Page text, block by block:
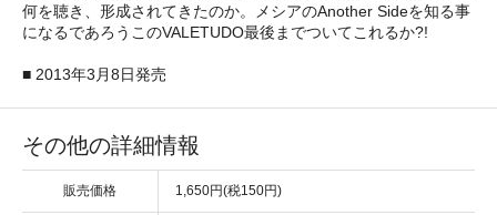
何を聴き、形成されてきたのか。メシアのAnother Sideを知る事
になるであろうこのVALETUDO最後までついてこれるか?!
■ 2013年3月8日発売
その他の詳細情報
販売価格 1,650円(税150円)